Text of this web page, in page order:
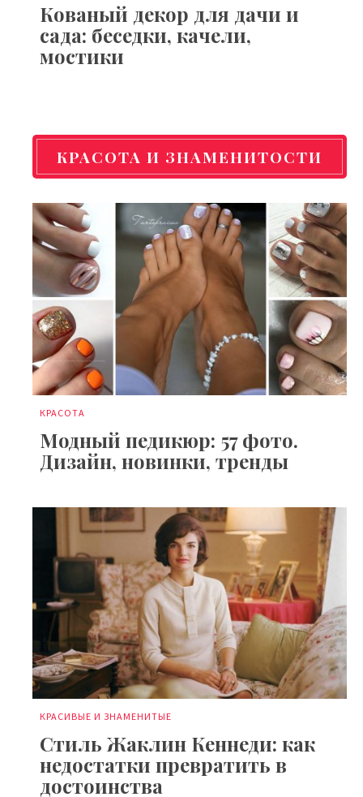
Кованый декор для дачи и
сада: беседки, качели,
мостики
КРАСОТА И ЗНАМЕНИТОСТИ
КРАСОТА
Модный педикюр: 57 фото.
Дизайн, новинки, тренды
КРАСИВЫЕ И ЗНАМЕНИТЫЕ
Стиль Жаклин Кеннеди: как
недостатки превратить в
достоинства